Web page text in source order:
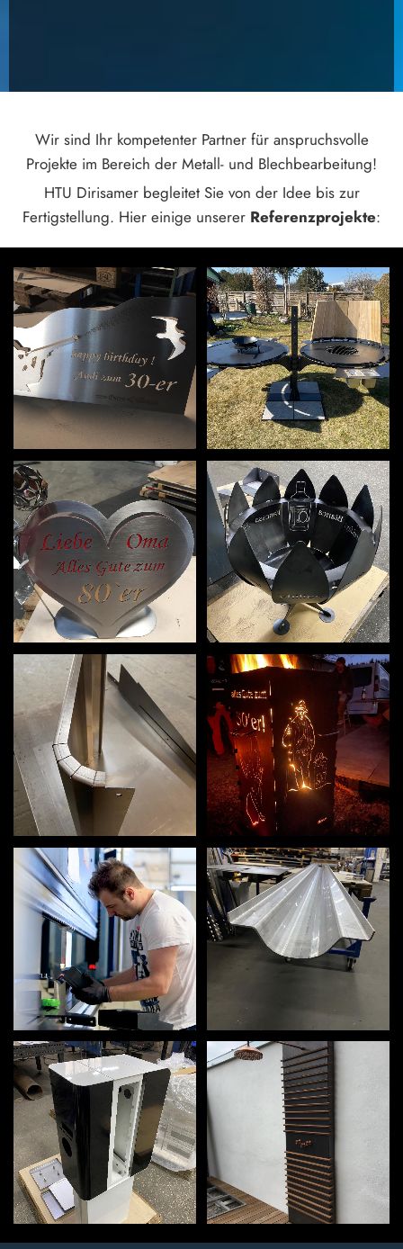
Wir sind Ihr kompetenter Partner für anspruchsvolle
Projekte im Bereich der Metall- und Blechbearbeitung!
HTU Dirisamer begleitet Sie von der Idee bis zur
Fertigstellung. Hier einige unserer Referenzprojekte: